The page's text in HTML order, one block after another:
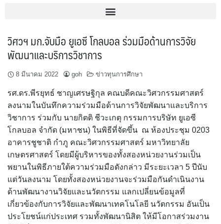
วิศวฯ มก.จับมือ ยูเอซี โกลบอล ร่วมมือด้านการวิจัย
พัฒนาและบริการวิชาการ
8 มีนาคม 2022 goh ข่าวทุนการศึกษา
รศ.ดร.พีรยุทธ์ ชาญเศรษฐิกุล คณบดีคณะวิศวกรรมศาสตร์
ลงนามในบันทึกความร่วมมือด้านการวิจัยพัฒนาและบริการ
วิชาการ ร่วมกับ นายกิตติ ชีวะเกตุ กรรมการบริษัท ยูเอซี
โกลบอล จำกัด (มหาชน) ในพิธีที่จัดขึ้น ณ ห้องประชุม 0203
อาคารชูชาติ กำภู คณะวิศวกรรมศาสตร์ มหาวิทยาลัย
เกษตรศาสตร์ โดยมีผู้บริหารของทั้งสองหน่วยงานร่วมเป็น
พยานในพิธีภายใต้ความร่วมมือดังกล่าว มีระยะเวลา 5 ปีนับ
แต่วันลงนาม โดยทั้งสองหน่วยงานจะร่วมมือกันดำเนินงาน
ด้านพัฒนางานวิจัยและนวัตกรรม แลกเปลี่ยนข้อมูลที่
เกี่ยวข้องกับการวิจัยและพัฒนาเทคโนโลยี นวัตกรรม อันเป็น
ประโยชน์แก่ประเทศ รวมทั้งพัฒนานิสิต ให้มีโอกาสร่วมงาน